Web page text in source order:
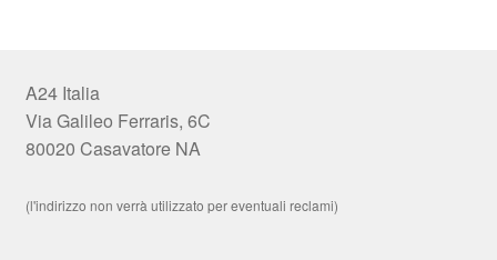
A24 Italia
Via Galileo Ferraris, 6C
80020 Casavatore NA
(l'indirizzo non verrà utilizzato per eventuali reclami)